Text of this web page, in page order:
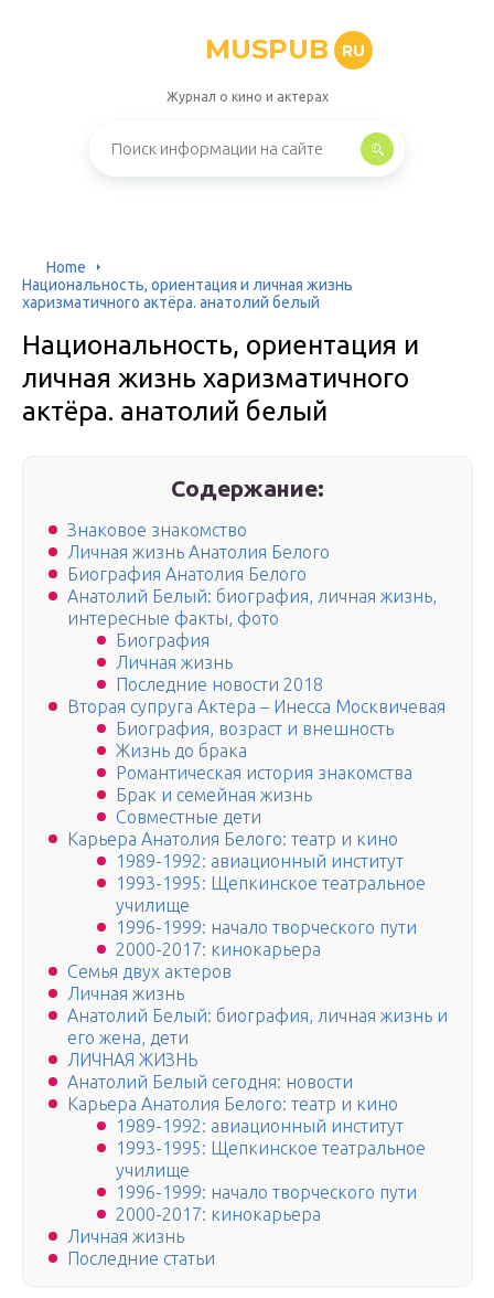
MUSPUB RU
Журнал о кино и актерах
Home
Национальность, ориентация и личная жизнь
харизматичного актёра. анатолий белый
Национальность, ориентация и
личная жизнь харизматичного
актёра. анатолий белый
Содержание:
Знаковое знакомство
Личная жизнь Анатолия Белого
Биография Анатолия Белого
Анатолий Белый: биография, личная жизнь,
интересные факты, фото
Биография
Личная жизнь
Последние новости 2018
Вторая супруга Актера – Инесса Москвичевая
Биография, возраст и внешность
Жизнь до брака
Романтическая история знакомства
Брак и семейная жизнь
Совместные дети
Карьера Анатолия Белого: театр и кино
1989-1992: авиационный институт
1993-1995: Щепкинское театральное
училище
1996-1999: начало творческого пути
2000-2017: кинокарьера
Семья двух актеров
Личная жизнь
Анатолий Белый: биография, личная жизнь и
его жена, дети
ЛИЧНАЯ ЖИЗНЬ
Анатолий Белый сегодня: новости
Карьера Анатолия Белого: театр и кино
1989-1992: авиационный институт
1993-1995: Щепкинское театральное
училище
1996-1999: начало творческого пути
2000-2017: кинокарьера
Личная жизнь
Последние статьи